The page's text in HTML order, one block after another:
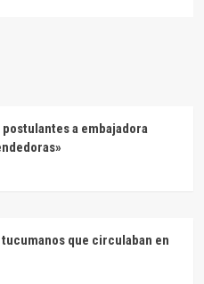
a embajadora
que circulaban en